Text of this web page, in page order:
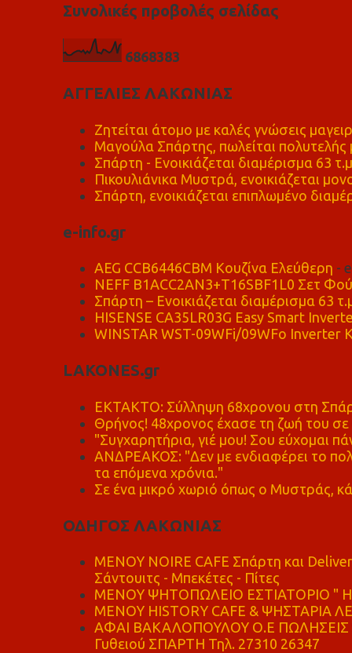
Συνολικές προβολές σελίδας
6868383
ΑΓΓΕΛΙΕΣ ΛΑΚΩΝΙΑΣ
Ζητείται άτομο με καλές γνώσεις
Μαγούλα Σπάρτης, πωλείται πολυτελής
Σπάρτη - Ενοικιάζεται διαμέρισμα 63 τ.μ
Πικουλιάνικα Μυστρά, ενοικιάζεται
Σπάρτη, ενοικιάζεται επιπλωμένο
e-info.gr
AEG CCB6446CBM Κουζίνα Ελεύθερη -
NEFF B1ACC2AN3+T16SBF1L0 Σετ
Σπάρτη – Ενοικιάζεται διαμέρισμα 63
HISENSE CA35LR03G Easy Smart
WINSTAR WST-09WFi/09WFo Inverter
LAKONES.gr
ΕΚΤΑΚΤΟ: Σύλληψη 68χρονου στη
Θρήνος! 48χρονος έχασε τη ζωή του
"Συγχαρητήρια, γιέ μου! Σου εύχομαι
ΑΝΔΡΕΑΚΟΣ: "Δεν με ενδιαφέρει το
τα επόμενα χρόνια."
Σε ένα μικρό χωριό όπως ο Μυστράς,
ΟΔΗΓΟΣ ΛΑΚΩΝΙΑΣ
MENOY NOIRE CAFE Σπάρτη και
Σάντουιτς - Μπεκέτες - Πίτες
ΜΕΝΟΥ ΨΗΤΟΠΩΛΕΙΟ ΕΣΤΙΑΤΟΡΙΟ "
ΜΕΝΟΥ HISTORY CAFE & ΨΗΣΤΑΡΙΑ
ΑΦΑΙ ΒΑΚΑΛΟΠΟΥΛΟΥ Ο.Ε ΠΩΛΗΣΕΙΣ
Γυθειού ΣΠΑΡΤΗ Τηλ. 27310 26347